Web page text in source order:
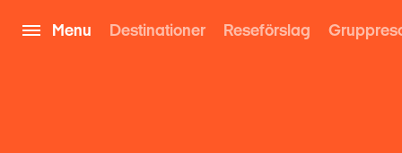
Menu Destinationer Reseförslag